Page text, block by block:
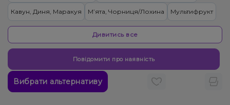
Кавун, Диня, Маракуя М’ята, Чорниця/Лохина Мультифрукт
Кавун, Лимон, Лимонад Ківі, Лайм, М'ята, Яблуко Ананас
Цукерки, Мультифрукт
Кокос, Мигдаль, Вершки/Крем
Дивитись все
Повідомити про наявність
Вибрати альтернативу